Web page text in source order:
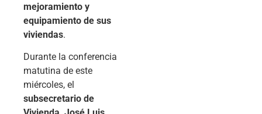
mejoramiento y
equipamiento de sus
viviendas.
Durante la conferencia
matutina de este
miércoles, el
subsecretario de